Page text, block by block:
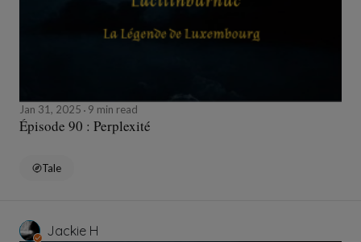
Jan 31, 2025 9 min read
Épisode 90 : Perplexité
Tale
Jackie H